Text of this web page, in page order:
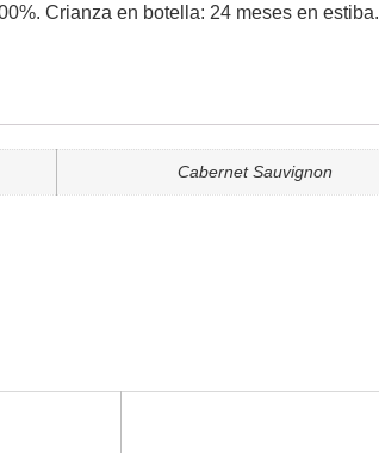
Crianza en botella: 24 meses en estiba.
Cabernet Sauvignon